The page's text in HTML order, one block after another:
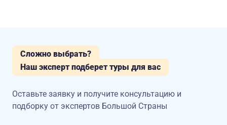
Сложно выбрать?
Наш эксперт подберет туры для вас
Оставьте заявку и получите консультацию и
подборку от экспертов Большой Страны